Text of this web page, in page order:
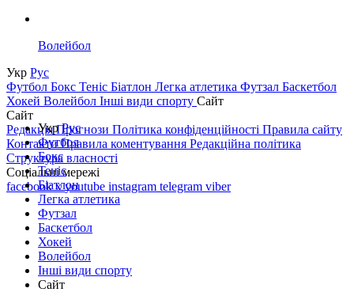
Волейбол
Укр Рус
Футбол Бокс Теніс Біатлон Легка атлетика Футзал Баскетбол
Хокей Волейбол Інші види спорту Сайт
Сайт
РедакціяПрогнози Політика конфіденційності Правила сайту
КонтактиПравила коментування Редакційна політика
Структура власності
Соціальні мережі
facebookxyoutube instagram telegram viber
УкрРус
Футбол
Бокс
Теніс
Біатлон
Легка атлетика
Футзал
Баскетбол
Хокей
Волейбол
Інші види спорту
Сайт